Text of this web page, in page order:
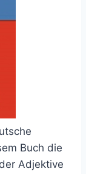
Buch die
Adjektive